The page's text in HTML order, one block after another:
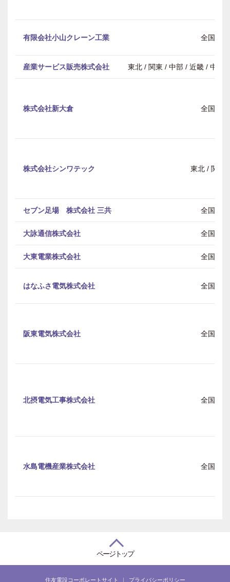
有限会社小山クレーン工業 全国
産業サービス販売株式会社 東北 / 関東 / 中部 / 近畿 / 中国
株式会社新大倉 全国
株式会社シンワテック 東北 / 関東
セブン足場 株式会社 三共 全国
大詠通信株式会社 全国
大東電業株式会社 全国
はなふさ電気株式会社 全国
阪東電気株式会社 全国
北摂電気工事株式会社 全国
水島電機産業株式会社 全国
ページトップ
住友電設コーポレートサイト プライバシーポリシー